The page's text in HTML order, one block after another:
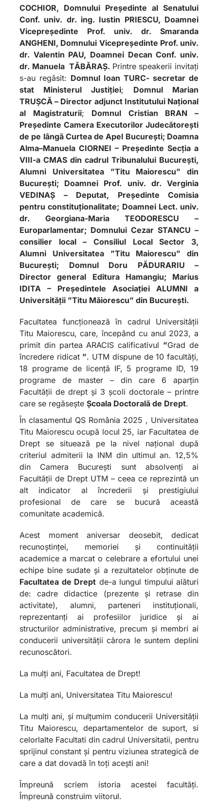
COCHIOR, Domnului Președinte al Senatului
Conf. univ. dr. ing. Iustin PRIESCU, Doamnei
Vicepreședinte Prof. univ. dr. Smaranda
ANGHENI, Domnului Vicepreședinte Prof. univ.
dr. Valentin PAU, Doamnei Decan Conf. univ.
dr. Manuela TĂBĂRAȘ. Printre speakerii invitați
s-au regăsit: Domnul Ioan TURC- secretar de
stat Ministerul Justiției; Domnul Marian
TRUȘCĂ – Director adjunct Institutului Național
al Magistraturii; Domnul Cristian BRAN –
Președinte Camera Executorilor Judecătorești
de pe lângă Curtea de Apel București; Doamna
Alma–Manuela CIORNEI – Preşedinte Secţia a
VIII-a CMAS din cadrul Tribunalului Bucureşti,
Alumni Universitatea ”Titu Maiorescu” din
București; Doamnei Prof. univ. dr. Verginia
VEDINAȘ – Deputat, Preşedinte Comisia
pentru constituționalitate; Doamnei Lect. univ.
dr. Georgiana-Maria TEODORESCU –
Europarlamentar; Domnului Cezar STANCU –
consilier local – Consiliul Local Sector 3,
Alumni Universitatea ”Titu Maiorescu” din
București; Domnul Doru PĂDURARIU –
Director general Editura Hamangiu; Marius
IDITA – Președintele Asociației ALUMNI a
Universității ”Titu Măiorescu” din București.
Facultatea funcționează în cadrul Universității
Titu Maiorescu, care, începând cu anul 2023, a
primit din partea ARACIS calificativul ”Grad de
încredere ridicat ”. UTM dispune de 10 facultăți,
18 programe de licență IF, 5 programe ID, 19
programe de master – din care 6 aparțin
Facultății de drept și 3 școli doctorale – printre
care se regăsește Școala Doctorală de Drept.
În clasamentul QS România 2025 , Universitatea
Titu Maiorescu ocupă locul 25, iar Facultatea de
Drept se situează pe la nivel național după
criteriul admiterii la INM din ultimul an. 12,5%
din Camera București sunt absolvenți ai
Facultății de Drept UTM – ceea ce reprezintă un
alt indicator al încrederii și prestigiului
profesional de care se bucură această
comunitate academică.
Acest moment aniversar deosebit, dedicat
recunoștinței, memoriei și continuității
academice a marcat o celebrare a efortului unei
echipe bine sudate şi a rezultatelor obținute de
Facultatea de Drept de-a lungul timpului alături
de: cadre didactice (prezente și retrase din
activitate), alumni, parteneri instituționali,
reprezentanți ai profesiilor juridice și ai
structurilor administrative, precum şi membri ai
conducerii universității cărora le suntem deplini
recunoscători.
La mulți ani, Facultatea de Drept!
La mulți ani, Universitatea Titu Maiorescu!
La mulți ani, și mulțumim conducerii Universității
Titu Maiorescu, departamentelor de suport, si
celorlalte Facultati din cadrul Universitatii, pentru
sprijinul constant și pentru viziunea strategică de
care a dat dovadă în toți acești ani!
Împreună scriem istoria acestei facultăți.
Împreună construim viitorul.